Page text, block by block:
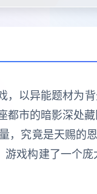
，以异能题材为
都市的暗影深处
，究竟是天赐的
戏构建了一个